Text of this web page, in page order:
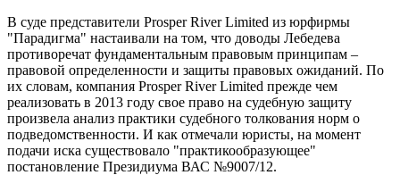
В суде представители Prosper River Limited из юрфирмы
"Парадигма" настаивали на том, что доводы Лебедева
противоречат фундаментальным правовым принципам –
правовой определенности и защиты правовых ожиданий. По
их словам, компания Prosper River Limited прежде чем
реализовать в 2013 году свое право на судебную защиту
произвела анализ практики судебного толкования норм о
подведомственности. И как отмечали юристы, на момент
подачи иска существовало "практикообразующее"
постановление Президиума ВАС №9007/12.